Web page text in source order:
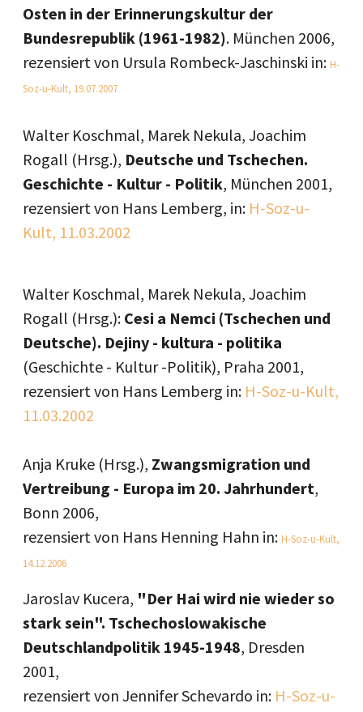
Osten in der Erinnerungskultur der
Bundesrepublik (1961-1982). München 2006,
rezensiert von Ursula Rombeck-Jaschinski in: H-
Soz-u-Kult, 19.07.2007
Walter Koschmal, Marek Nekula, Joachim
Rogall (Hrsg.), Deutsche und Tschechen.
Geschichte - Kultur - Politik, München 2001,
rezensiert von Hans Lemberg, in: H-Soz-u-
Kult, 11.03.2002
Walter Koschmal, Marek Nekula, Joachim
Rogall (Hrsg.): Cesi a Nemci (Tschechen und
Deutsche). Dejiny - kultura - politika
(Geschichte - Kultur -Politik), Praha 2001,
rezensiert von Hans Lemberg in: H-Soz-u-Kult,
11.03.2002
Anja Kruke (Hrsg.), Zwangsmigration und
Vertreibung - Europa im 20. Jahrhundert,
Bonn 2006,
rezensiert von Hans Henning Hahn in: H-Soz-u-Kult,
14.12.2006
Jaroslav Kucera, "Der Hai wird nie wieder so
stark sein". Tschechoslowakische
Deutschlandpolitik 1945-1948, Dresden
2001,
rezensiert von Jennifer Schevardo in: H-Soz-u-